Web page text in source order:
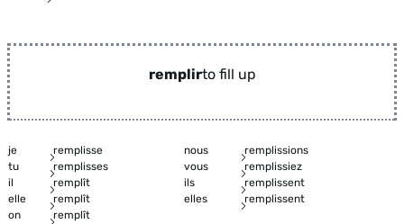
remplirto fill up
je remplisse nous
remplissions
tu
remplisses vous
remplissiez
il
remplît ils
remplissent
elle
remplît elles
remplissent
on
remplît